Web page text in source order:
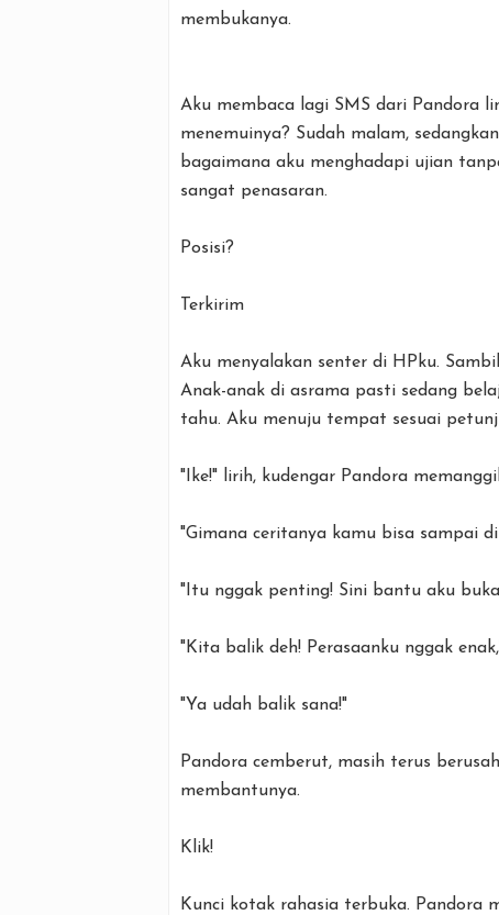
membukanya.
Aku membaca lagi SMS dari Pandora
menemuinya? Sudah malam,
bagaimana aku menghadapi ujian
sangat penasaran.
Posisi?
Terkirim
Aku menyalakan senter di HPku.
Anak-anak di asrama pasti sedang
tahu. Aku menuju tempat sesuai
"Ike!" lirih, kudengar Pandora
"Gimana ceritanya kamu bisa sampai
"Itu nggak penting! Sini bantu aku
"Kita balik deh! Perasaanku nggak
"Ya udah balik sana!"
Pandora cemberut, masih terus
membantunya.
Klik!
Kunci kotak rahasia terbuka. Pandora